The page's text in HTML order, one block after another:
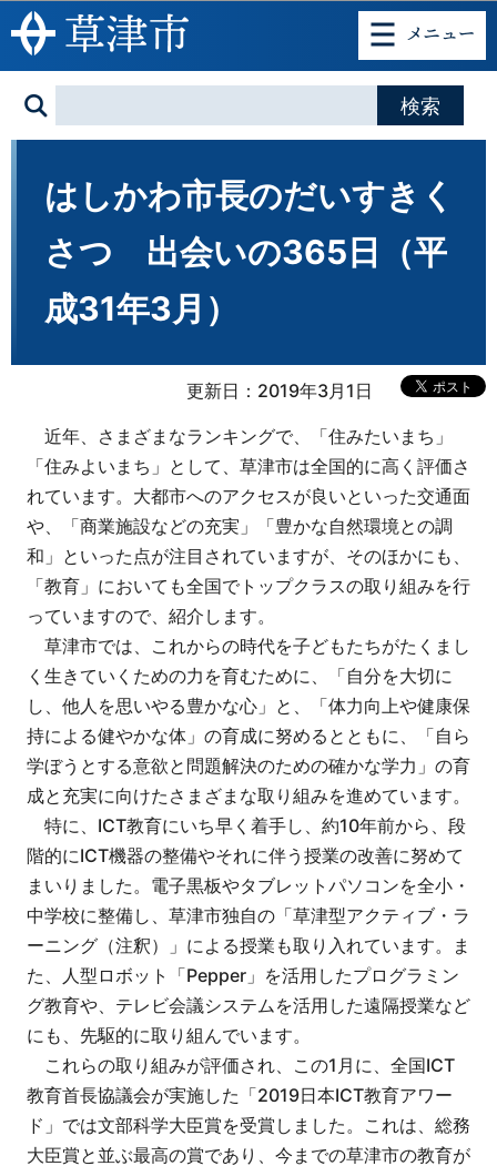
このページの本文へ移動
はしかわ市長のだいすきく
さつ 出会いの365日（平
成31年3月）
更新日：2019年3月1日
近年、さまざまなランキングで、「住みたいまち」
「住みよいまち」として、草津市は全国的に高く評価さ
れています。大都市へのアクセスが良いといった交通面
や、「商業施設などの充実」「豊かな自然環境との調
和」といった点が注目されていますが、そのほかにも、
「教育」においても全国でトップクラスの取り組みを行
っていますので、紹介します。
草津市では、これからの時代を子どもたちがたくまし
く生きていくための力を育むために、「自分を大切に
し、他人を思いやる豊かな心」と、「体力向上や健康保
持による健やかな体」の育成に努めるとともに、「自ら
学ぼうとする意欲と問題解決のための確かな学力」の育
成と充実に向けたさまざまな取り組みを進めています。
特に、ICT教育にいち早く着手し、約10年前から、段
階的にICT機器の整備やそれに伴う授業の改善に努めて
まいりました。電子黒板やタブレットパソコンを全小・
中学校に整備し、草津市独自の「草津型アクティブ・ラ
ーニング（注釈）」による授業も取り入れています。ま
た、人型ロボット「Pepper」を活用したプログラミン
グ教育や、テレビ会議システムを活用した遠隔授業など
にも、先駆的に取り組んでいます。
これらの取り組みが評価され、この1月に、全国ICT
教育首長協議会が実施した「2019日本ICT教育アワー
ド」では文部科学大臣賞を受賞しました。これは、総務
大臣賞と並ぶ最高の賞であり、今までの草津市の教育が